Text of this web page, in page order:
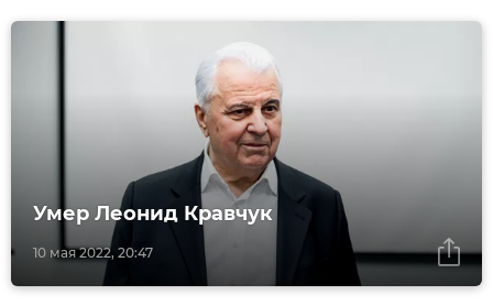
10 мая 2022, 20:47
Умер Леонид Кравчук